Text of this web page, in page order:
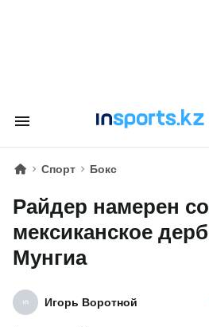
Спорт Бокс
Райдер намерен
мексиканское
Мунгиа
Игорь Воротной